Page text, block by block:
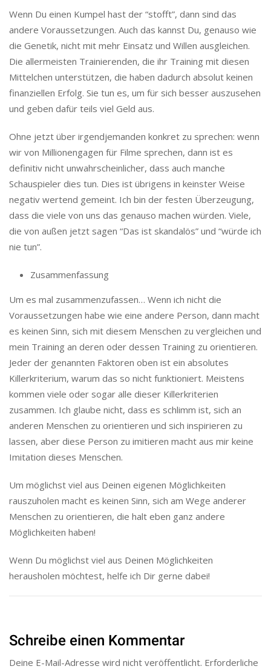
Wenn Du einen Kumpel hast der “stofft”, dann sind das
andere Voraussetzungen. Auch das kannst Du, genauso wie
die Genetik, nicht mit mehr Einsatz und Willen ausgleichen.
Die allermeisten Trainierenden, die ihr Training mit diesen
Mittelchen unterstützen, die haben dadurch absolut keinen
finanziellen Erfolg. Sie tun es, um für sich besser auszusehen
und geben dafür teils viel Geld aus.
Ohne jetzt über irgendjemanden konkret zu sprechen: wenn
wir von Millionengagen für Filme sprechen, dann ist es
definitiv nicht unwahrscheinlicher, dass auch manche
Schauspieler dies tun. Dies ist übrigens in keinster Weise
negativ wertend gemeint. Ich bin der festen Überzeugung,
dass die viele von uns das genauso machen würden. Viele,
die von außen jetzt sagen “Das ist skandalös” und “würde ich
nie tun”.
Zusammenfassung
Um es mal zusammenzufassen… Wenn ich nicht die
Voraussetzungen habe wie eine andere Person, dann macht
es keinen Sinn, sich mit diesem Menschen zu vergleichen und
mein Training an deren oder dessen Training zu orientieren.
Jeder der genannten Faktoren oben ist ein absolutes
Killerkriterium, warum das so nicht funktioniert. Meistens
kommen viele oder sogar alle dieser Killerkriterien
zusammen. Ich glaube nicht, dass es schlimm ist, sich an
anderen Menschen zu orientieren und sich inspirieren zu
lassen, aber diese Person zu imitieren macht aus mir keine
Imitation dieses Menschen.
Um möglichst viel aus Deinen eigenen Möglichkeiten
rauszuholen macht es keinen Sinn, sich am Wege anderer
Menschen zu orientieren, die halt eben ganz andere
Möglichkeiten haben!
Wenn Du möglichst viel aus Deinen Möglichkeiten
herausholen möchtest, helfe ich Dir gerne dabei!
Schreibe einen Kommentar
Deine E-Mail-Adresse wird nicht veröffentlicht. Erforderliche